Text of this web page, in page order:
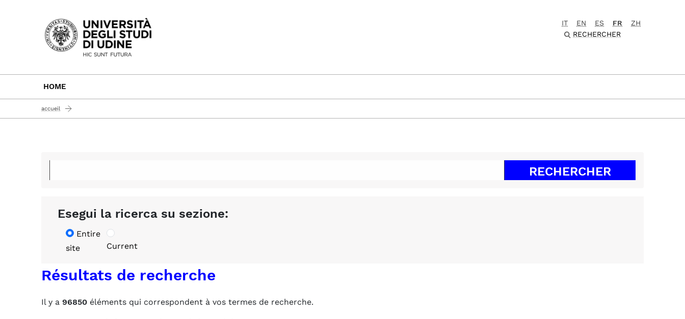
Passa al contenuto principale
IT EN ES FR
ZH
RECHERCHER
HOME
accueil
Esegui la ricerca su sezione:
Entire
site
Current
Résultats de recherche
Il y a 96850 éléments qui correspondent à vos termes de recherche.